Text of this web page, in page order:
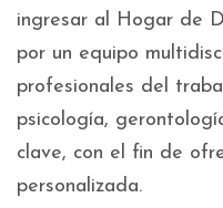
ingresar al Hogar de
por un equipo
profesionales del
psicología,
clave, con el fin de
personalizada.